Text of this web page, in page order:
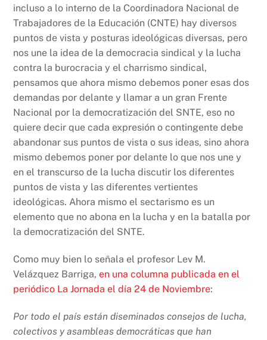
incluso a lo interno de la Coordinadora Nacional de
Trabajadores de la Educación (CNTE) hay diversos
puntos de vista y posturas ideológicas diversas, pero
nos une la idea de la democracia sindical y la lucha
contra la burocracia y el charrismo sindical,
pensamos que ahora mismo debemos poner esas dos
demandas por delante y llamar a un gran Frente
Nacional por la democratización del SNTE, eso no
quiere decir que cada expresión o contingente debe
abandonar sus puntos de vista o sus ideas, sino ahora
mismo debemos poner por delante lo que nos une y
en el transcurso de la lucha discutir los diferentes
puntos de vista y las diferentes vertientes
ideológicas. Ahora mismo el sectarismo es un
elemento que no abona en la lucha y en la batalla por
la democratización del SNTE.
Como muy bien lo señala el profesor Lev M.
Velázquez Barriga, en una columna publicada en el
periódico La Jornada el día 24 de Noviembre:
Por todo el país están diseminados consejos de lucha,
colectivos y asambleas democráticas que han